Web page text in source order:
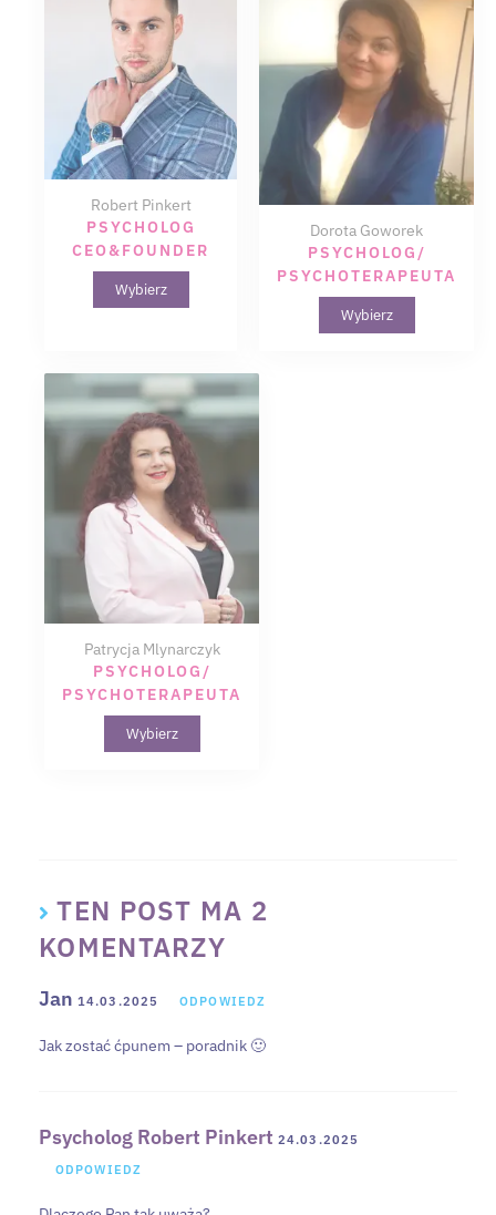
Robert Pinkert
PSYCHOLOG
CEO&FOUNDER
Wybierz
Dorota Goworek
PSYCHOLOG/
PSYCHOTERAPEUTA
Wybierz
Patrycja Mlynarczyk
PSYCHOLOG/
PSYCHOTERAPEUTA
Wybierz
TEN POST MA 2
KOMENTARZY
Jan 14.03.2025 ODPOWIEDZ
Jak zostać ćpunem – poradnik 🙂
Psycholog Robert Pinkert 24.03.2025
ODPOWIEDZ